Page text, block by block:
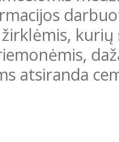
atsiranda